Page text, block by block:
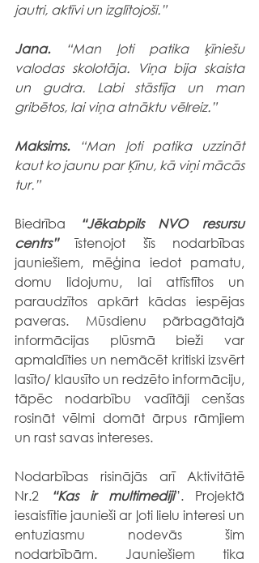
jautri, aktīvi un izglītojoši.”
Jana. “Man ļoti patika ķīniešu
valodas skolotāja. Viņa bija skaista
un gudra. Labi stāstīja un man
gribētos, lai viņa atnāktu vēlreiz.”
Maksims. “Man ļoti patika uzzināt
kaut ko jaunu par Ķīnu, kā viņi mācās
tur.”
Biedrība
“Jēkabpils NVO resursu
centrs” īstenojot šīs nodarbības
jauniešiem, mēģina iedot pamatu,
domu lidojumu, lai attīstītos un
paraudzītos apkārt kādas iespējas
paveras. Mūsdienu pārbagātajā
informācijas plūsmā bieži var
apmaldīties un nemācēt kritiski izsvērt
lasīto/ klausīto un redzēto informāciju,
tāpēc nodarbību vadītāji cenšas
rosināt vēlmi domāt ārpus rāmjiem
un rast savas intereses.
Nodarbības risinājās arī Aktivitātē
Nr.2
“Kas ir multimediji”. Projektā
iesaistītie jaunieši ar ļoti lielu interesi un
entuziasmu nodevās šim
nodarbībām. Jauniešiem tika